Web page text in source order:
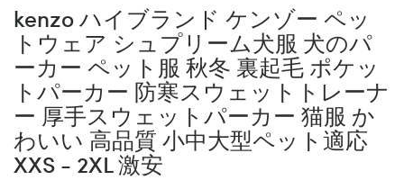
kenzo ハイブランド ケンゾー ペッ
トウェア シュプリーム犬服 犬のパ
ーカー ペット服 秋冬 裏起毛 ポケッ
トパーカー 防寒スウェットトレーナ
ー 厚手スウェットパーカー 猫服 か
わいい 高品質 小中大型ペット適応
XXS - 2XL 激安